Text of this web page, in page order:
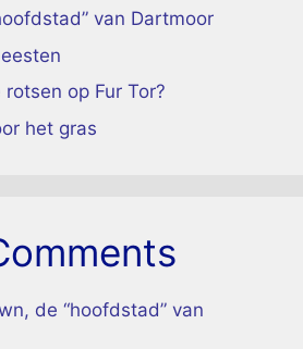
van Dartmoor
op Fur Tor?
het gras
de “hoofdstad” van